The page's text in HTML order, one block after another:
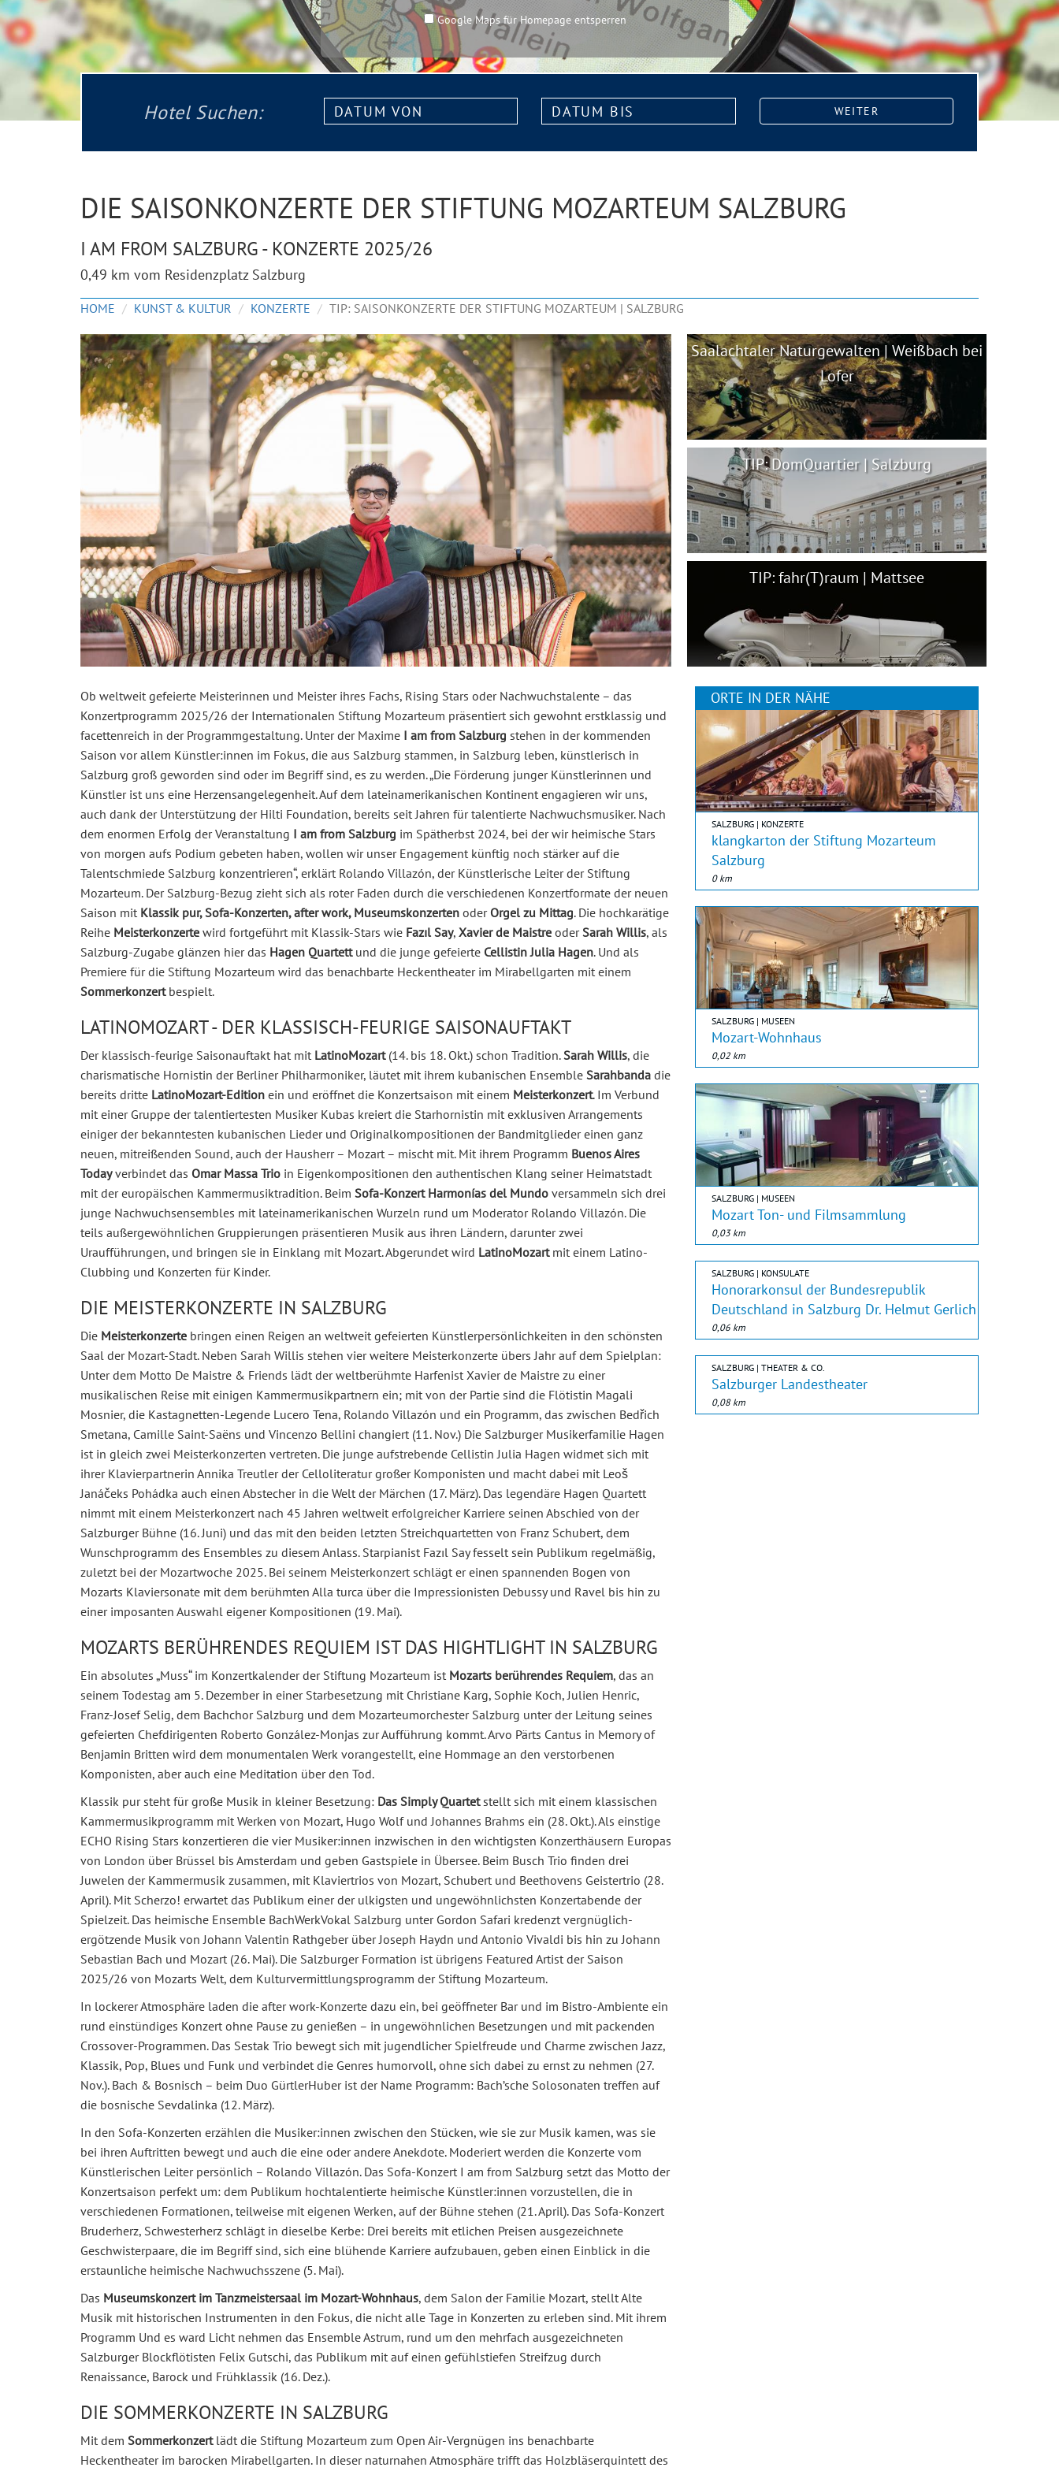
Google Maps für Homepage entsperren
Hotel Suchen:
Datum
von:
Datum
bis:
WEITER
DIE SAISONKONZERTE DER STIFTUNG MOZARTEUM SALZBURG
I AM FROM SALZBURG - KONZERTE 2025/26
0,49 km vom Residenzplatz Salzburg
HOME KUNST & KULTUR KONZERTE TIP: SAISONKONZERTE DER STIFTUNG MOZARTEUM | SALZBURG
Saalachtaler Naturgewalten | Weißbach bei
Lofer
TIP: DomQuartier | Salzburg
TIP: fahr(T)raum | Mattsee
Ob weltweit gefeierte Meisterinnen und Meister ihres Fachs, Rising Stars oder Nachwuchstalente – das
Konzertprogramm 2025/26 der Internationalen Stiftung Mozarteum präsentiert sich gewohnt erstklassig und
facettenreich in der Programmgestaltung. Unter der Maxime I am from Salzburg stehen in der kommenden
Saison vor allem Künstler:innen im Fokus, die aus Salzburg stammen, in Salzburg leben, künstlerisch in
Salzburg groß geworden sind oder im Begriff sind, es zu werden. „Die Förderung junger Künstlerinnen und
Künstler ist uns eine Herzensangelegenheit. Auf dem lateinamerikanischen Kontinent engagieren wir uns,
auch dank der Unterstützung der Hilti Foundation, bereits seit Jahren für talentierte Nachwuchsmusiker. Nach
dem enormen Erfolg der Veranstaltung I am from Salzburg im Spätherbst 2024, bei der wir heimische Stars
von morgen aufs Podium gebeten haben, wollen wir unser Engagement künftig noch stärker auf die
Talentschmiede Salzburg konzentrieren“, erklärt Rolando Villazón, der Künstlerische Leiter der Stiftung
Mozarteum. Der Salzburg-Bezug zieht sich als roter Faden durch die verschiedenen Konzertformate der neuen
Saison mit Klassik pur, Sofa-Konzerten, after work, Museumskonzerten oderOrgel zu Mittag. Die hochkarätige
Reihe Meisterkonzerte wird fortgeführt mit Klassik-Stars wie Fazıl Say, Xavier de Maistre oderSarah Willis, als
Salzburg-Zugabe glänzen hier das Hagen Quartettund die junge gefeierte Cellistin Julia Hagen. Und als
Premiere für die Stiftung Mozarteum wird das benachbarte Heckentheater im Mirabellgarten mit einem
Sommerkonzertbespielt.
LATINOMOZART - DER KLASSISCH-FEURIGE SAISONAUFTAKT
Der klassisch-feurige Saisonauftakt hat mit LatinoMozart(14. bis 18. Okt.) schon Tradition.Sarah Willis, die
charismatische Hornistin der Berliner Philharmoniker, läutet mit ihrem kubanischen Ensemble Sarahbanda die
bereits dritte LatinoMozart-Edition ein und eröffnet die Konzertsaison mit einem Meisterkonzert. Im Verbund
mit einer Gruppe der talentiertesten Musiker Kubas kreiert die Starhornistin mit exklusiven Arrangements
einiger der bekanntesten kubanischen Lieder und Originalkompositionen der Bandmitglieder einen ganz
neuen, mitreißenden Sound, auch der Hausherr – Mozart – mischt mit. Mit ihrem Programm Buenos Aires
Todayverbindet das Omar Massa Trio in Eigenkompositionen den authentischen Klang seiner Heimatstadt
mit der europäischen Kammermusiktradition. Beim Sofa-Konzert Harmonías del Mundo versammeln sich drei
junge Nachwuchsensembles mit lateinamerikanischen Wurzeln rund um Moderator Rolando Villazón. Die
teils außergewöhnlichen Gruppierungen präsentieren Musik aus ihren Ländern, darunter zwei
Uraufführungen, und bringen sie in Einklang mit Mozart. Abgerundet wird LatinoMozartmit einem Latino-
Clubbing und Konzerten für Kinder.
DIE MEISTERKONZERTE IN SALZBURG
Die Meisterkonzerte bringen einen Reigen an weltweit gefeierten Künstlerpersönlichkeiten in den schönsten
Saal der Mozart-Stadt. Neben Sarah Willis stehen vier weitere Meisterkonzerte übers Jahr auf dem Spielplan:
Unter dem Motto De Maistre & Friends lädt der weltberühmte Harfenist Xavier de Maistre zu einer
musikalischen Reise mit einigen Kammermusikpartnern ein; mit von der Partie sind die Flötistin Magali
Mosnier, die Kastagnetten-Legende Lucero Tena, Rolando Villazón und ein Programm, das zwischen Bedřich
Smetana, Camille Saint-Saëns und Vincenzo Bellini changiert (11. Nov.) Die Salzburger Musikerfamilie Hagen
ist in gleich zwei Meisterkonzerten vertreten. Die junge aufstrebende Cellistin Julia Hagen widmet sich mit
ihrer Klavierpartnerin Annika Treutler der Celloliteratur großer Komponisten und macht dabei mit Leoš
Janáčeks Pohádka auch einen Abstecher in die Welt der Märchen (17. März). Das legendäre Hagen Quartett
nimmt mit einem Meisterkonzert nach 45 Jahren weltweit erfolgreicher Karriere seinen Abschied von der
Salzburger Bühne (16. Juni) und das mit den beiden letzten Streichquartetten von Franz Schubert, dem
Wunschprogramm des Ensembles zu diesem Anlass. Starpianist Fazıl Say fesselt sein Publikum regelmäßig,
zuletzt bei der Mozartwoche 2025. Bei seinem Meisterkonzert schlägt er einen spannenden Bogen von
Mozarts Klaviersonate mit dem berühmten Alla turca über die Impressionisten Debussy und Ravel bis hin zu
einer imposanten Auswahl eigener Kompositionen (19. Mai).
MOZARTS BERÜHRENDES REQUIEM IST DAS HIGHTLIGHT IN SALZBURG
Ein absolutes „Muss“ im Konzertkalender der Stiftung Mozarteum ist Mozarts berührendes Requiem, das an
seinem Todestag am 5. Dezember in einer Starbesetzung mit Christiane Karg, Sophie Koch, Julien Henric,
Franz-Josef Selig, dem Bachchor Salzburg und dem Mozarteumorchester Salzburg unter der Leitung seines
gefeierten Chefdirigenten Roberto González-Monjas zur Aufführung kommt. Arvo Pärts Cantus in Memory of
Benjamin Britten wird dem monumentalen Werk vorangestellt, eine Hommage an den verstorbenen
Komponisten, aber auch eine Meditation über den Tod.
Klassik pur steht für große Musik in kleiner Besetzung: Das Simply Quartetstellt sich mit einem klassischen
Kammermusikprogramm mit Werken von Mozart, Hugo Wolf und Johannes Brahms ein (28. Okt.). Als einstige
ECHO Rising Stars konzertieren die vier Musiker:innen inzwischen in den wichtigsten Konzerthäusern Europas
von London über Brüssel bis Amsterdam und geben Gastspiele in Übersee. Beim Busch Trio finden drei
Juwelen der Kammermusik zusammen, mit Klaviertrios von Mozart, Schubert und Beethovens Geistertrio (28.
April). Mit Scherzo! erwartet das Publikum einer der ulkigsten und ungewöhnlichsten Konzertabende der
Spielzeit. Das heimische Ensemble BachWerkVokal Salzburg unter Gordon Safari kredenzt vergnüglich-
ergötzende Musik von Johann Valentin Rathgeber über Joseph Haydn und Antonio Vivaldi bis hin zu Johann
Sebastian Bach und Mozart (26. Mai). Die Salzburger Formation ist übrigens Featured Artist der Saison
2025/26 von Mozarts Welt, dem Kulturvermittlungsprogramm der Stiftung Mozarteum.
In lockerer Atmosphäre laden die after work-Konzerte dazu ein, bei geöffneter Bar und im Bistro-Ambiente ein
rund einstündiges Konzert ohne Pause zu genießen – in ungewöhnlichen Besetzungen und mit packenden
Crossover-Programmen. Das Sestak Trio bewegt sich mit jugendlicher Spielfreude und Charme zwischen Jazz,
Klassik, Pop, Blues und Funk und verbindet die Genres humorvoll, ohne sich dabei zu ernst zu nehmen (27.
Nov.). Bach & Bosnisch – beim Duo GürtlerHuber ist der Name Programm: Bach’sche Solosonaten treffen auf
die bosnische Sevdalinka (12. März).
In den Sofa-Konzerten erzählen die Musiker:innen zwischen den Stücken, wie sie zur Musik kamen, was sie
bei ihren Auftritten bewegt und auch die eine oder andere Anekdote. Moderiert werden die Konzerte vom
Künstlerischen Leiter persönlich – Rolando Villazón. Das Sofa-Konzert I am from Salzburg setzt das Motto der
Konzertsaison perfekt um: dem Publikum hochtalentierte heimische Künstler:innen vorzustellen, die in
verschiedenen Formationen, teilweise mit eigenen Werken, auf der Bühne stehen (21. April). Das Sofa-Konzert
Bruderherz, Schwesterherz schlägt in dieselbe Kerbe: Drei bereits mit etlichen Preisen ausgezeichnete
Geschwisterpaare, die im Begriff sind, sich eine blühende Karriere aufzubauen, geben einen Einblick in die
erstaunliche heimische Nachwuchsszene (5. Mai).
Das Museumskonzert im Tanzmeistersaal im Mozart-Wohnhaus, dem Salon der Familie Mozart, stellt Alte
Musik mit historischen Instrumenten in den Fokus, die nicht alle Tage in Konzerten zu erleben sind. Mit ihrem
Programm Und es ward Licht nehmen das Ensemble Astrum, rund um den mehrfach ausgezeichneten
Salzburger Blockflötisten Felix Gutschi, das Publikum mit auf einen gefühlstiefen Streifzug durch
Renaissance, Barock und Frühklassik (16. Dez.).
DIE SOMMERKONZERTE IN SALZBURG
Mit dem Sommerkonzertlädt die Stiftung Mozarteum zum Open Air-Vergnügen ins benachbarte
Heckentheater im barocken Mirabellgarten. In dieser naturnahen Atmosphäre trifft das Holzbläserquintett des
ORTE IN DER NÄHE
SALZBURG | KONZERTE
klangkarton der Stiftung Mozarteum
Salzburg
0 km
SALZBURG | MUSEEN
Mozart-Wohnhaus
0,02 km
SALZBURG | MUSEEN
Mozart Ton- und Filmsammlung
0,03 km
SALZBURG | KONSULATE
Honorarkonsul der Bundesrepublik
Deutschland in Salzburg Dr. Helmut Gerlich
0,06 km
SALZBURG | THEATER & CO.
Salzburger Landestheater
0,08 km